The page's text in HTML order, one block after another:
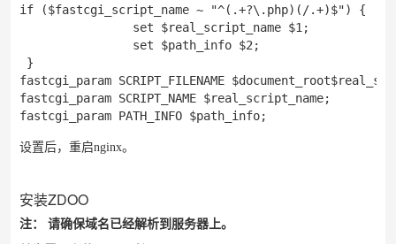
if ($fastcgi_script_name ~ "^(.+?\.php)(/.+)$") {
                set $real_script_name $1;
                set $path_info $2;
}
fastcgi_param SCRIPT_FILENAME
fastcgi_param SCRIPT_NAME $real_script_name;
fastcgi_param PATH_INFO $path_info;
设置后，重启nginx。
安装ZDOO
注： 请确保域名已经解析到服务器上。